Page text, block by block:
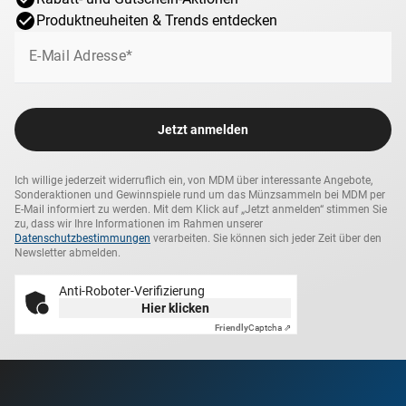
hohen Qualitätsmerkmale garantiert. Zur repräsentativen
Seltenes Sammlerstück
reinstem Gold ist offizielles Zahlungsmittel im
Ausgabeland und wurde äußerst streng limitiert auf
weltweit nur 5.000 Exemplare. Zögern Sie daher nicht zu
lange und sichern Sie sich diese Ausgabe mit
am besten sofort! Mit einem schnellen Ausverkauf ist zu
rechnen.
Produktneuheiten & Trends entdecken
E-Mail Adresse*
Jetzt anmelden
Ich willige jederzeit widerruflich ein, von MDM über interessante Angebote,
Sonderaktionen und Gewinnspiele rund um das Münzsammeln bei MDM per
E-Mail informiert zu werden. Mit dem Klick auf „Jetzt anmelden“ stimmen Sie
zu, dass wir Ihre Informationen im Rahmen unserer
Datenschutzbestimmungen verarbeiten. Sie können sich jeder Zeit über den
Newsletter abmelden.
Anti-Roboter-Verifizierung
Hier klicken
FriendlyCaptcha ⇗